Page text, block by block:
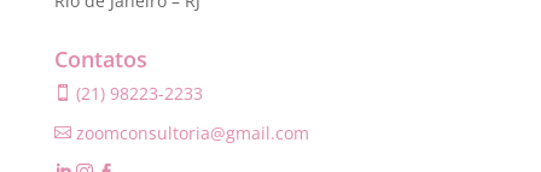
Contatos
 (21) 98223-2233
 zoomconsultoria@gmail.com